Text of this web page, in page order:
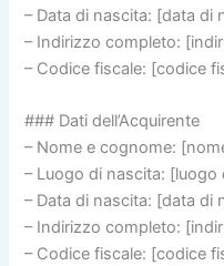
– Data di nascita: [data di
– Indirizzo completo:
– Codice fiscale: [codice
### Dati dell’Acquirente
– Nome e cognome:
– Luogo di nascita:
– Data di nascita: [data di
– Indirizzo completo:
– Codice fiscale: [codice